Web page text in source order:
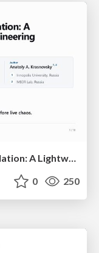
Model Discovery and Graph Simulation: A Lightweight Gateway to Chaos Engineering
0 250